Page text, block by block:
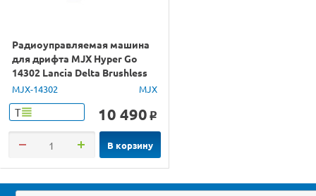
Радиоуправляемая машина
для дрифта MJX Hyper Go
14302 Lancia Delta Brushless
4WD 2.4G LED 1/14 RTR
MJX-14302 MJX
Т 10 490 o
В корзину